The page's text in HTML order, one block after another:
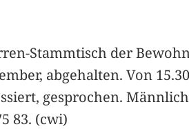
Stammtisch der
abgehalten. Von
gesprochen.
83. (cwi)